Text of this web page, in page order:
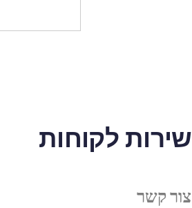
שירות לקוחות
צור קשר